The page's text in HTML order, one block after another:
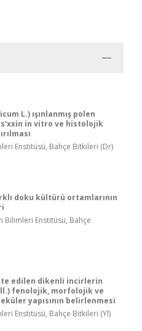
L.) ışınlanmış polen
in vitro ve histolojik
Enstitüsü, Bahçe Bitkileri (Dr)
doku kültürü ortamlarının
Bilimleri Enstitüsü, Bahçe
edilen dikenli incirlerin
fenolojik, morfolojik ve
yapısının belirlenmesi
Enstitüsü, Bahçe Bitkileri (Yl)